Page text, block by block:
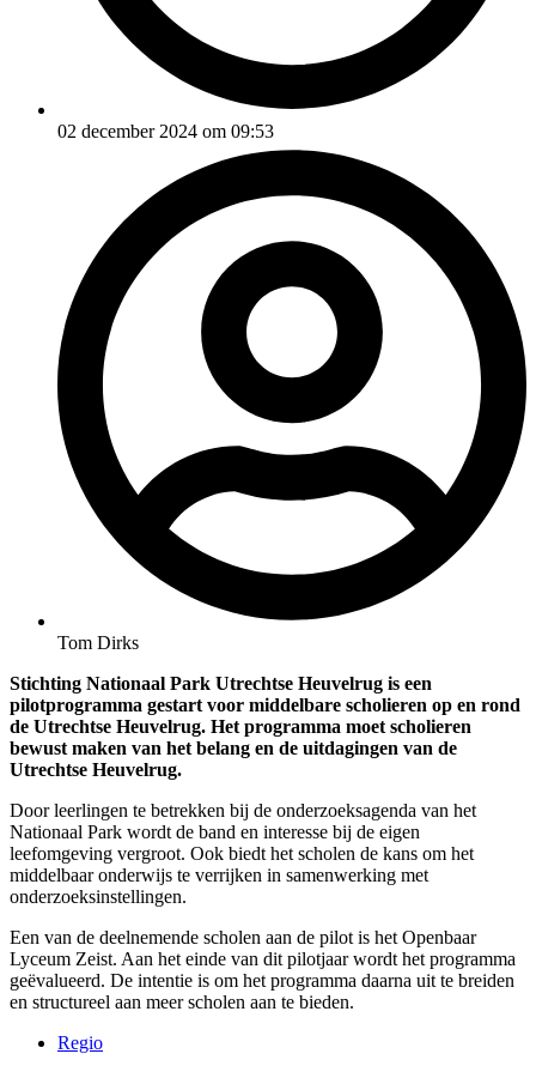
02 december 2024 om 09:53
Tom Dirks
Stichting Nationaal Park Utrechtse Heuvelrug is een
pilotprogramma gestart voor middelbare scholieren op en rond
de Utrechtse Heuvelrug. Het programma moet scholieren
bewust maken van het belang en de uitdagingen van de
Utrechtse Heuvelrug.
Door leerlingen te betrekken bij de onderzoeksagenda van het
Nationaal Park wordt de band en interesse bij de eigen
leefomgeving vergroot. Ook biedt het scholen de kans om het
middelbaar onderwijs te verrijken in samenwerking met
onderzoeksinstellingen.
Een van de deelnemende scholen aan de pilot is het Openbaar
Lyceum Zeist. Aan het einde van dit pilotjaar wordt het programma
geëvalueerd. De intentie is om het programma daarna uit te breiden
en structureel aan meer scholen aan te bieden.
Regio